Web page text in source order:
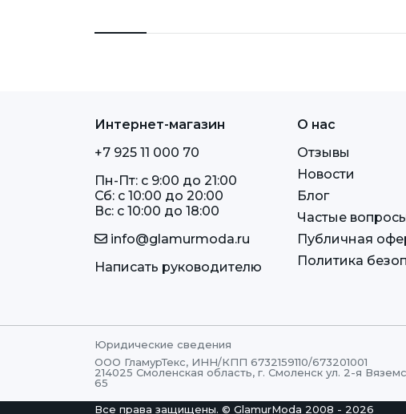
Интернет-магазин
+7 925 11 000 70
Пн-Пт: c 9:00 до 21:00
Сб: c 10:00 до 20:00
Вс: c 10:00 до 18:00
info@glamurmoda.ru
Написать руководителю
О нас
Отзывы
Новости
Блог
Частые
Публичная
Политика
Юридические сведения
ООО ГламурТекс, ИНН/КПП 6732159110/673201001
214025 Смоленская область, г. Смоленск ул. 2-я
65
Все права защищены. © GlamurModa 2008 - 2026